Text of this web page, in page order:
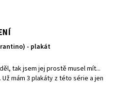
- plakát
tak jsem jej prostě musel mít...
mám 3 plakáty z této série a jen